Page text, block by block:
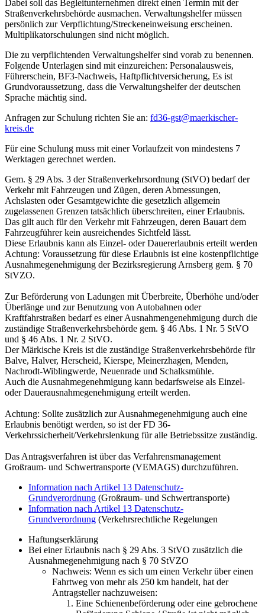
Dabei soll das Begleitunternehmen direkt einen Termin mit der
Straßenverkehrsbehörde ausmachen. Verwaltungshelfer müssen
persönlich zur Verpflichtung/Streckeneinweisung erscheinen.
Multiplikatorschulungen sind nicht möglich.
Die zu verpflichtenden Verwaltungshelfer sind vorab zu benennen.
Folgende Unterlagen sind mit einzureichen: Personalausweis,
Führerschein, BF3-Nachweis, Haftpflichtversicherung, Es ist
Grundvoraussetzung, dass die Verwaltungshelfer der deutschen
Sprache mächtig sind.
Anfragen zur Schulung richten Sie an: fd36-gst@maerkischer-
kreis.de
Für eine Schulung muss mit einer Vorlaufzeit von mindestens 7
Werktagen gerechnet werden.
Gem. § 29 Abs. 3 der Straßenverkehrsordnung (StVO) bedarf der
Verkehr mit Fahrzeugen und Zügen, deren Abmessungen,
Achslasten oder Gesamtgewichte die gesetzlich allgemein
zugelassenen Grenzen tatsächlich überschreiten, einer Erlaubnis.
Das gilt auch für den Verkehr mit Fahrzeugen, deren Bauart dem
Fahrzeugführer kein ausreichendes Sichtfeld lässt.
Diese Erlaubnis kann als Einzel- oder Dauererlaubnis erteilt werden
Achtung: Voraussetzung für diese Erlaubnis ist eine kostenpflichtige
Ausnahmegenehmigung der Bezirksregierung Arnsberg gem. § 70
StVZO.
Zur Beförderung von Ladungen mit Überbreite, Überhöhe und/oder
Überlänge und zur Benutzung von Autobahnen oder
Kraftfahrstraßen bedarf es einer Ausnahmengenehmigung durch die
zuständige Straßenverkehrsbehörde gem. § 46 Abs. 1 Nr. 5 StVO
und § 46 Abs. 1 Nr. 2 StVO.
Der Märkische Kreis ist die zuständige Straßenverkehrsbehörde für
Balve, Halver, Herscheid, Kierspe, Meinerzhagen, Menden,
Nachrodt-Wiblingwerde, Neuenrade und Schalksmühle.
Auch die Ausnahmegenehmigung kann bedarfsweise als Einzel-
oder Dauerausnahmegenehmigung erteilt werden.
Achtung: Sollte zusätzlich zur Ausnahmegenehmigung auch eine
Erlaubnis benötigt werden, so ist der FD 36-
Verkehrssicherheit/Verkehrslenkung für alle Betriebssitze zuständig.
Das Antragsverfahren ist über das Verfahrensmanagement
Großraum- und Schwertransporte (VEMAGS) durchzuführen.
Information nach Artikel 13 Datenschutz-
Grundverordnung (Großraum- und Schwertransporte)
Information nach Artikel 13 Datenschutz-
Grundverordnung (Verkehrsrechtliche Regelungen
Haftungserklärung
Bei einer Erlaubnis nach § 29 Abs. 3 StVO zusätzlich die
Ausnahmegenehmigung nach § 70 StVZO
Nachweis: Wenn es sich um einen Verkehr über einen
Fahrtweg von mehr als 250 km handelt, hat der
Antragsteller nachzuweisen:
Eine Schienenbeförderung oder eine gebrochene